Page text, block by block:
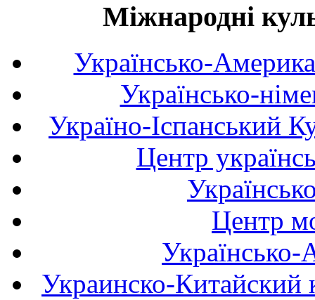
Міжнародні
Українсько-
Українсько-
Україно-Іспанський
Центр
Центр
Українсько-
Украинско-Китайский